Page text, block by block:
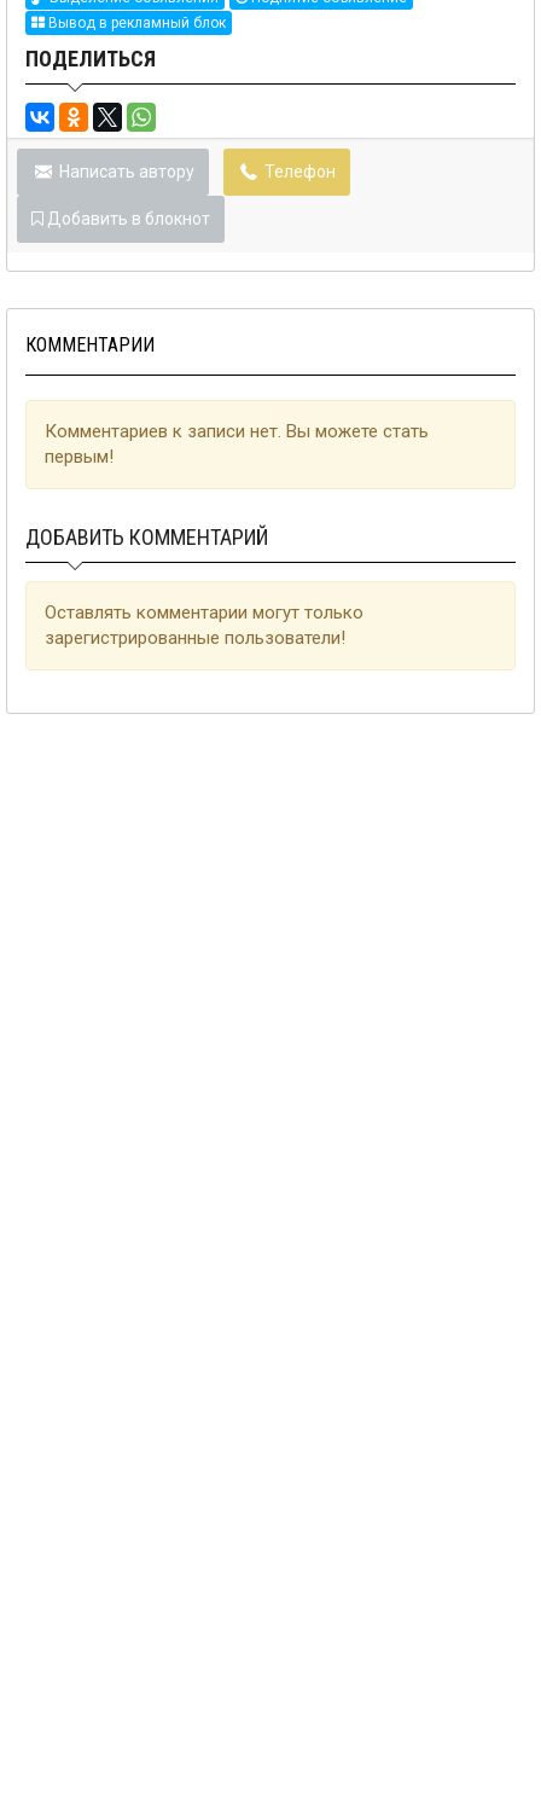
Вывод в рекламный блок
ПОДЕЛИТЬСЯ
Написать автору Телефон
Добавить в блокнот
КОММЕНТАРИИ
Комментариев к записи нет. Вы можете стать
первым!
ДОБАВИТЬ КОММЕНТАРИЙ
Оставлять комментарии могут только
зарегистрированные пользователи!